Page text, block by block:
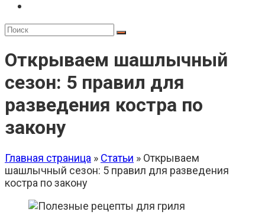
Открываем шашлычный
сезон: 5 правил для
разведения костра по
закону
Главная страница » Статьи » Открываем
шашлычный сезон: 5 правил для разведения
костра по закону